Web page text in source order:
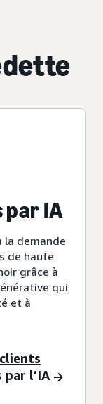
par IA
la demande
de haute
grâce à
qui
et à
par l’IA